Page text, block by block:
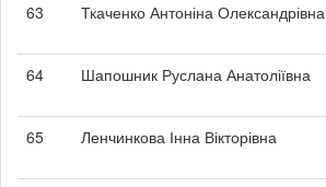
63
Ткаченко Антоніна Олександрівна
64
Шапошник Руслана Анатоліївна
65
Ленчинкова Інна Вікторівна